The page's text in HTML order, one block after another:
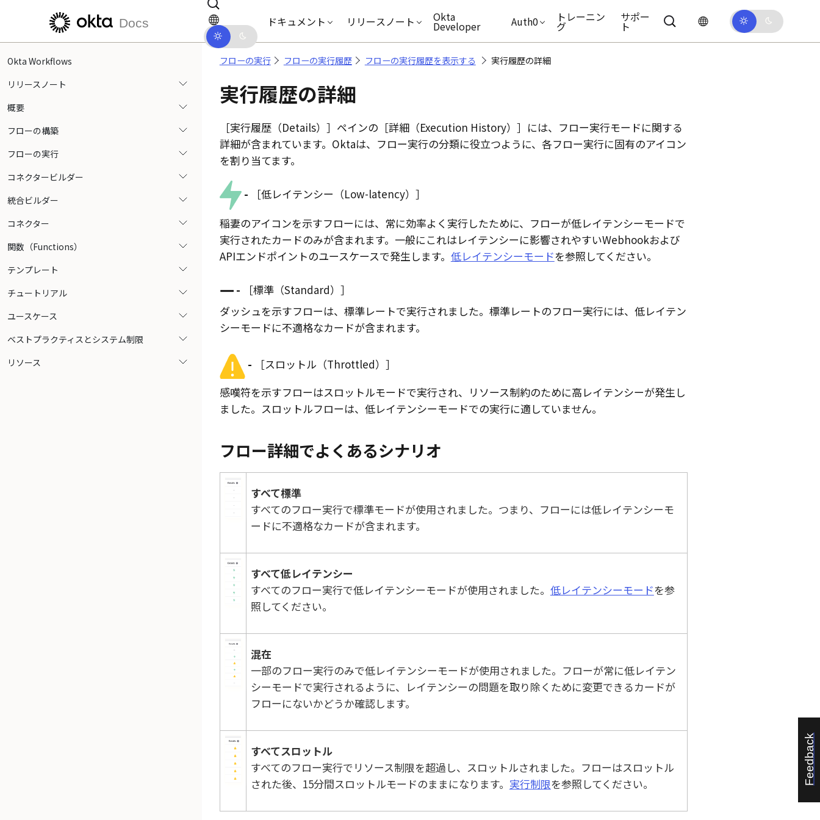
メインコンテンツにスキップ ドキュメントナビゲーションにスキップ
Docs ドキュメント リリースノート Okta
Developer Auth0 トレーニン
グ
サポー
ト
Feedback
Okta Workflows
リリースノート
概要
フローの構築
フローの実行
コネクタービルダー
統合ビルダー
コネクター
関数（Functions）
テンプレート
チュートリアル
ユースケース
ベストプラクティスとシステム制限
リソース
フローの実行 フローの実行履歴 フローの実行履歴を表示する 実行履歴の詳細
実行履歴の詳細
実行履歴（Details） ペインの 詳細（Execution History）
には、フロー実行モードに関する
詳細が含まれています。 Oktaは、フロー実行の分類に役立つように、各フロー実行に固有のアイコン
を割り当てます。
-
低レイテンシー（Low-latency）
稲妻のアイコンを示すフローには、常に効率よく実行したために、フローが低レイテンシーモードで
実行されたカードのみが含まれます。一般にこれはレイテンシーに影響されやすいWebhookおよび
APIエンドポイントのユースケースで発生します。 低レイテンシーモードを参照してください。
-
標準（Standard）
ダッシュを示すフローは、標準レートで実行されました。標準レートのフロー実行には、低レイテン
シーモードに不適格なカードが含まれます。
-
スロットル（Throttled）
感嘆符を示すフローはスロットルモードで実行され、リソース制約のために高レイテンシーが発生し
ました。スロットルフローは、低レイテンシーモードでの実行に適していません。
フロー詳細でよくあるシナリオ
すべて標準
すべてのフロー実行で標準モードが使用されました。つまり、フローには低レイテンシーモ
ードに不適格なカードが含まれます。
すべて低レイテンシー
すべてのフロー実行で低レイテンシーモードが使用されました。 低レイテンシーモードを参
照してください。
混在
一部のフロー実行のみで低レイテンシーモードが使用されました。フローが常に低レイテン
シーモードで実行されるように、レイテンシーの問題を取り除くために変更できるカードが
フローにないかどうか確認します。
すべてスロットル
すべてのフロー実行でリソース制限を超過し、スロットルされました。フローはスロットル
された後、15分間スロットルモードのままになります。 実行制限を参照してください。